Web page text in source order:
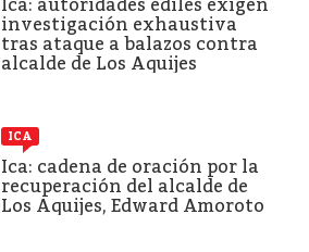
Ica: autoridades ediles exigen
investigación exhaustiva
tras ataque a balazos contra
alcalde de Los Aquijes
ICA
Ica: cadena de oración por la
recuperación del alcalde de
Los Aquijes, Edward Amoroto